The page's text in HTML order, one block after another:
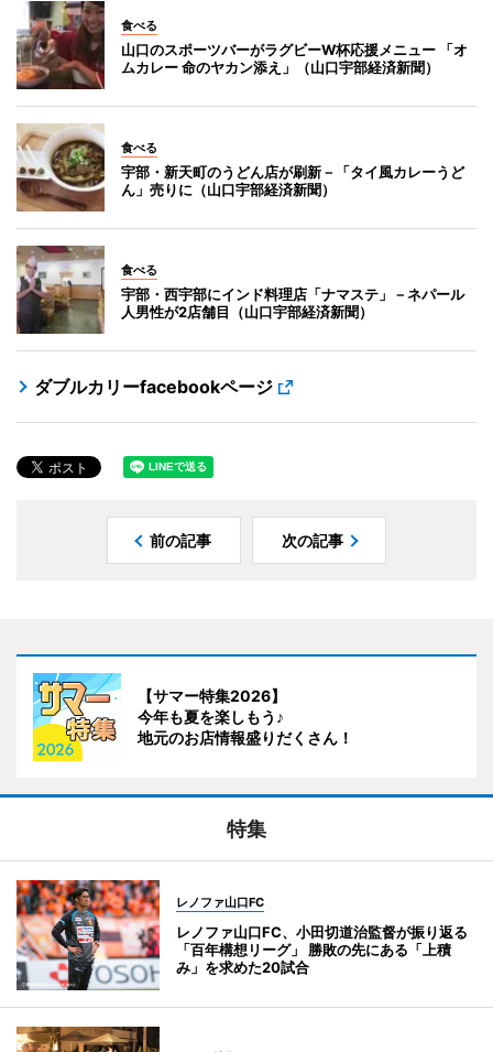
食べる
山口のスポーツバーがラグビーW杯応援メニュー 「オ
ムカレー 命のヤカン添え」（山口宇部経済新聞）
食べる
宇部・新天町のうどん店が刷新－「タイ風カレーうど
ん」売りに（山口宇部経済新聞）
食べる
宇部・西宇部にインド料理店「ナマステ」－ネパール
人男性が2店舗目（山口宇部経済新聞）
ダブルカリーfacebookページ
前の記事 次の記事
【サマー特集2026】
今年も夏を楽しもう♪
地元のお店情報盛りだくさん！
特集
レノファ山口FC
レノファ山口FC、小田切道治監督が振り返る
「百年構想リーグ」 勝敗の先にある「上積
み」を求めた20試合